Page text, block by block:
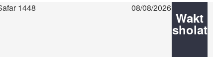
1448 08/08/2026
Wakt
sholat